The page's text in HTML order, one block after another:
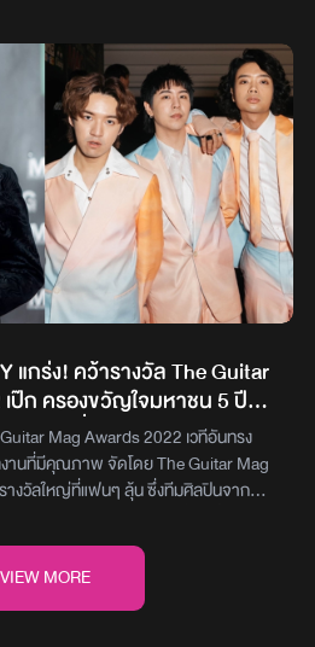
กิต เล่าว่าตอนนี้สุขภาพเริ่มฟื้นฟูแล้ว แต่
าว 1 ปี และก็ทำใจกับผลงานเคียงที่จะตาม
“เพื่อให้เข้าใจง่าย ๆ โรคนี้เกิดขึ้นจาก
งตาครับ ทำให้ดวงตาและประสาทตาเกิด
นอาจทำให้ดวงตาบอดได้ แต่ถ้าเจอเร็วก็
งผมอยู่ในหมวดที่เจอเร็ว ด้วยความที่
ก และในเมืองไทยคุณหมอที่รักษาโรคนี้ยังมี
เอง ทำให้คนไข้บางคนเมื่อมีอาการก็ไม่รู้
ายปล่อยไว้ก็ทำให้ตาบอด“อาการแรกเริ่ม
นผม และอาทิตย์ถัดมาตาผมอักเสบครับ วัน
มืดไปเลย ตรงกลางที่เห็นจะเป็นภาพดำ
ซึ่งต้องไปถึง 4 ที่จึงได้รับการวินิจฉัยว่า
ต้องทานยาสเตียรอยด์ติดต่อกันเป็นเวลา
dose ครับ ผมกินยาเยอะมาก และมันก็
องเราอ่อนแอ พอภูมิอ่อนแอผมก็จะกลาย
ลยแนะนำว่าให้หลีกเลี่ยงการไปในสถานที่
คเพิ่มมันอาจจะมีปัญหา ก็เลยต้องกำชับ
องหยุดการทำงานไปเลยครับ แต่ตอนนี้
ขอบคุณข้อมูลจาก :
แกร่ง! คว้ารางวัล The Guitar
ป๊ก ครองขวัญใจมหาชน 5 ปี
รียอดเยี่ยมแห่งปี
Mag Awards 2022 เวทีอันทรง
านที่มีคุณภาพ จัดโดย The Guitar Mag
างวัลใหญ่ที่แฟนๆ ลุ้น ซึ่งทีมศิลปินจาก
กค่าย White Music ที่ฮอตไม่หยุดฉุดไม่
างวัล Popular Vote หรือศิลปินขวัญใจ
ต่อกันขณะที่วงดนตรีขวัญใจสาวกอัลเท
VIEW MORE